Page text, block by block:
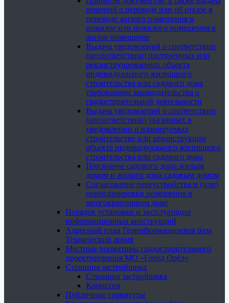
решений о переводе или об отказе в
переводе жилого помещения в
нежилое или нежилого помещения в
жилое помещение
Выдача уведомлений о соответствии
(несоответствии) построенных или
реконструированных объекта
индивидуального жилищного
строительства или садового дома
требованиям законодательства о
градостроительной деятельности
Выдача уведомлений о соответствии
(несоответствии) указанных в
уведомлении о планируемых
строительстве или реконструкции
объекта индивидуального жилищного
строительства или садового дома
Признание садового дома жилым
домом и жилого дома садовым домом
Согласование переустройства и (или)
перепланировки помещения в
многоквартирном доме
Порядок установки и эксплуатации
информационных конструкций
Адресный план Геоинформационная база
Технический архив
Местные нормативы градостроительного
проектирования МО «Город Орёл»
Страница застройщика
Страница застройщика
Комиссия
Публичные сервитуты